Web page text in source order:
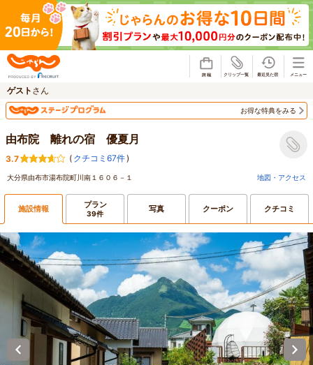
ゲスト さん
お得な特典をみる
由布院 離れの宿 優夏月
3.7 ( クチコミ67件)
大分県由布市湯布院町川南１６０６－１ 地図・アクセス
施設情報 プラン
39件 写真 クーポン クチコミ